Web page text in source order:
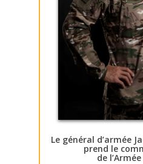
Le général d’armée
prend le
de